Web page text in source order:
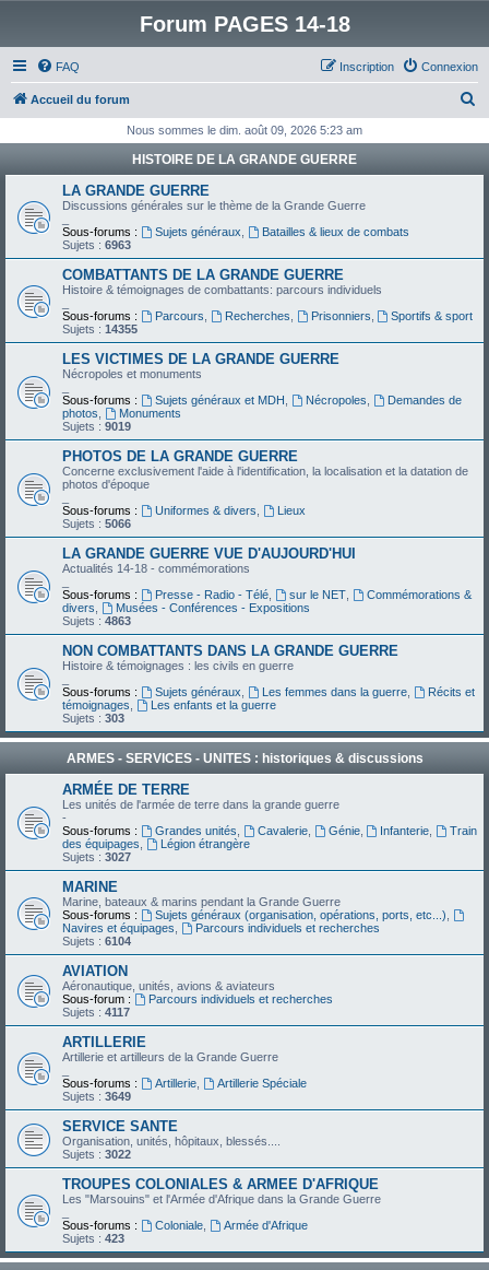
Forum PAGES 14-18
FAQ Connexion
Inscription
Accueil du forum
h
c
Nous sommes le dim. août 09, 2026 5:23 am
HISTOIRE DE LA GRANDE GUERRE
LA GRANDE GUERRE
Discussions générales sur le thème de la Grande Guerre
Sous-forums :
Sujets généraux
Batailles & lieux de combats
Sujets : 6963
COMBATTANTS DE LA GRANDE GUERRE
Histoire & témoignages de combattants: parcours individuels
Sous-forums :
Parcours Recherches Prisonniers
Sportifs & sport
Sujets : 14355
LES VICTIMES DE LA GRANDE GUERRE
Nécropoles et monuments
Sous-forums :
Sujets généraux et MDH Nécropoles
Demandes de
photos
Monuments
Sujets : 9019
PHOTOS DE LA GRANDE GUERRE
Concerne exclusivement l'aide à l'identification, la localisation et la datation de
photos d'époque
Sous-forums :
Uniformes & divers
Lieux
Sujets : 5066
LA GRANDE GUERRE VUE D'AUJOURD'HUI
Actualités 14-18 - commémorations
Sous-forums :
Presse - Radio - Télé, sur le NET,
Commémorations &
divers
Musées - Conférences - Expositions
Sujets : 4863
NON COMBATTANTS DANS LA GRANDE GUERRE
Histoire & témoignages : les civils en guerre
Sous-forums :
Sujets généraux Les femmes dans la guerre,
Récits et
témoignages
Les enfants et la guerre
Sujets : 303
ARMES - SERVICES - UNITES : historiques & discussions
ARMÉE DE TERRE
Les unités de l'armée de terre dans la grande guerre
-
Sous-forums :
Grandes unités Cavalerie, Génie, Infanterie
Train
des équipages
Légion étrangère
Sujets : 3027
MARINE
Marine, bateaux & marins pendant la Grande Guerre
Sous-forums :
Sujets généraux (organisation, opérations, ports, etc...)
Navires et équipages
Parcours individuels et recherches
Sujets : 6104
AVIATION
Aéronautique, unités, avions & aviateurs
Sous-forum :
Parcours individuels et recherches
Sujets : 4117
ARTILLERIE
Artillerie et artilleurs de la Grande Guerre
Sous-forums :
Artillerie,
Artillerie Spéciale
Sujets : 3649
SERVICE SANTE
Organisation, unités, hôpitaux, blessés....
Sujets : 3022
TROUPES COLONIALES & ARMEE D'AFRIQUE
Les "Marsouins" et l'Armée d'Afrique dans la Grande Guerre
Sous-forums :
Coloniale,
Armée d'Afrique
Sujets : 423